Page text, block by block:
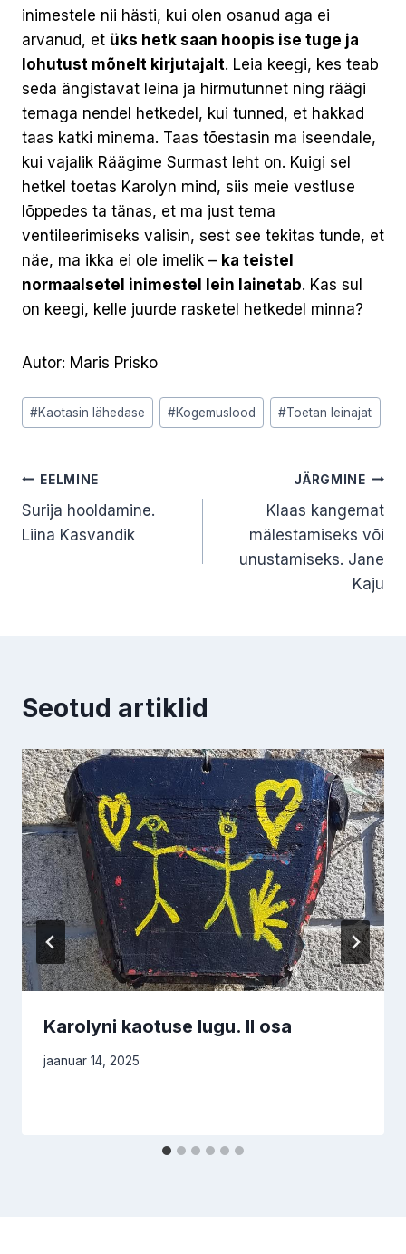
inimestele nii hästi, kui olen osanud aga ei
arvanud, et üks hetk saan hoopis ise tuge ja
lohutust mõnelt kirjutajalt. Leia keegi, kes teab
seda ängistavat leina ja hirmutunnet ning räägi
temaga nendel hetkedel, kui tunned, et hakkad
taas katki minema. Taas tõestasin ma iseendale,
kui vajalik Räägime Surmast leht on. Kuigi sel
hetkel toetas Karolyn mind, siis meie vestluse
lõppedes ta tänas, et ma just tema
ventileerimiseks valisin, sest see tekitas tunde, et
näe, ma ikka ei ole imelik – ka teistel
normaalsetel inimestel lein lainetab. Kas sul
on keegi, kelle juurde rasketel hetkedel minna?
Autor: Maris Prisko
Post
Tags:
#Kaotasin lähedase #Kogemuslood #Toetan leinajat
Navigeerimine
EELMINE
Surija hooldamine.
Liina Kasvandik
JÄRGMINE
Klaas kangemat
mälestamiseks või
unustamiseks. Jane
Kaju
Seotud artiklid
Karolyni kaotuse lugu. II osa
jaanuar 14, 2025